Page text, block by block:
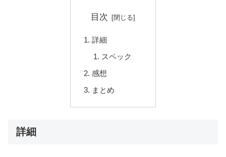
目次
詳細
スペック
感想
まとめ
詳細